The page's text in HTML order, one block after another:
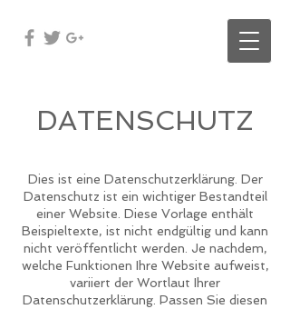
DATENSCHUTZ
Dies ist eine Datenschutzerklärung. Der
Datenschutz ist ein wichtiger Bestandteil
einer Website. Diese Vorlage enthält
Beispieltexte, ist nicht endgültig und kann
nicht veröffentlicht werden. Je nachdem,
welche Funktionen Ihre Website aufweist,
variiert der Wortlaut Ihrer
Datenschutzerklärung. Passen Sie diesen